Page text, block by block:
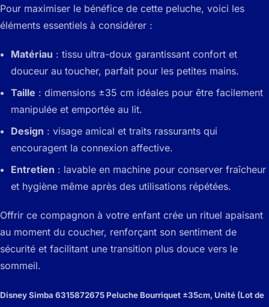
Pour maximiser le bénéfice de cette peluche, voici les
éléments essentiels à considérer :
Matériau : tissu ultra-doux garantissant confort et
douceur au toucher, parfait pour les petites mains.
Taille : dimensions ±35 cm idéales pour être facilement
manipulée et emportée au lit.
Design : visage amical et traits rassurants qui
encouragent la connexion affective.
Entretien : lavable en machine pour conserver fraîcheur
et hygiène même après des utilisations répétées.
Offrir ce compagnon à votre enfant crée un rituel apaisant
au moment du coucher, renforçant son sentiment de
sécurité et facilitant une transition plus douce vers le
sommeil.
Disney Simba 6315872675 Peluche Bourriquet ±35cm, Unité (Lot de